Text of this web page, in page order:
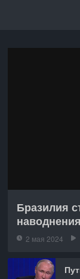
Бразилия
наводнения
2 мая 2024